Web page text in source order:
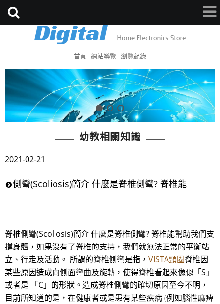
首頁 網站導覽 瀏覽紀錄
幼教相關知識
2021-02-21
側彎(Scoliosis)簡介 什麼是脊椎側彎? 脊椎能
脊椎側彎(Scoliosis)簡介 什麼是脊椎側彎? 脊椎能幫助我們支
撐身體，如果沒有了脊椎的支持，我們就無法正常的平衡站
立、行走及活動。 所謂的脊椎側彎是指， VISTA頸圈脊椎因
某些原因造成向側面彎曲及旋轉，使得脊椎看起來像似「S」
或者是 「C」的形狀。造成脊椎側彎的確切原因至今不明，
目前所知道的是，在健康者或是患有某些疾病 (例如腦性麻痺